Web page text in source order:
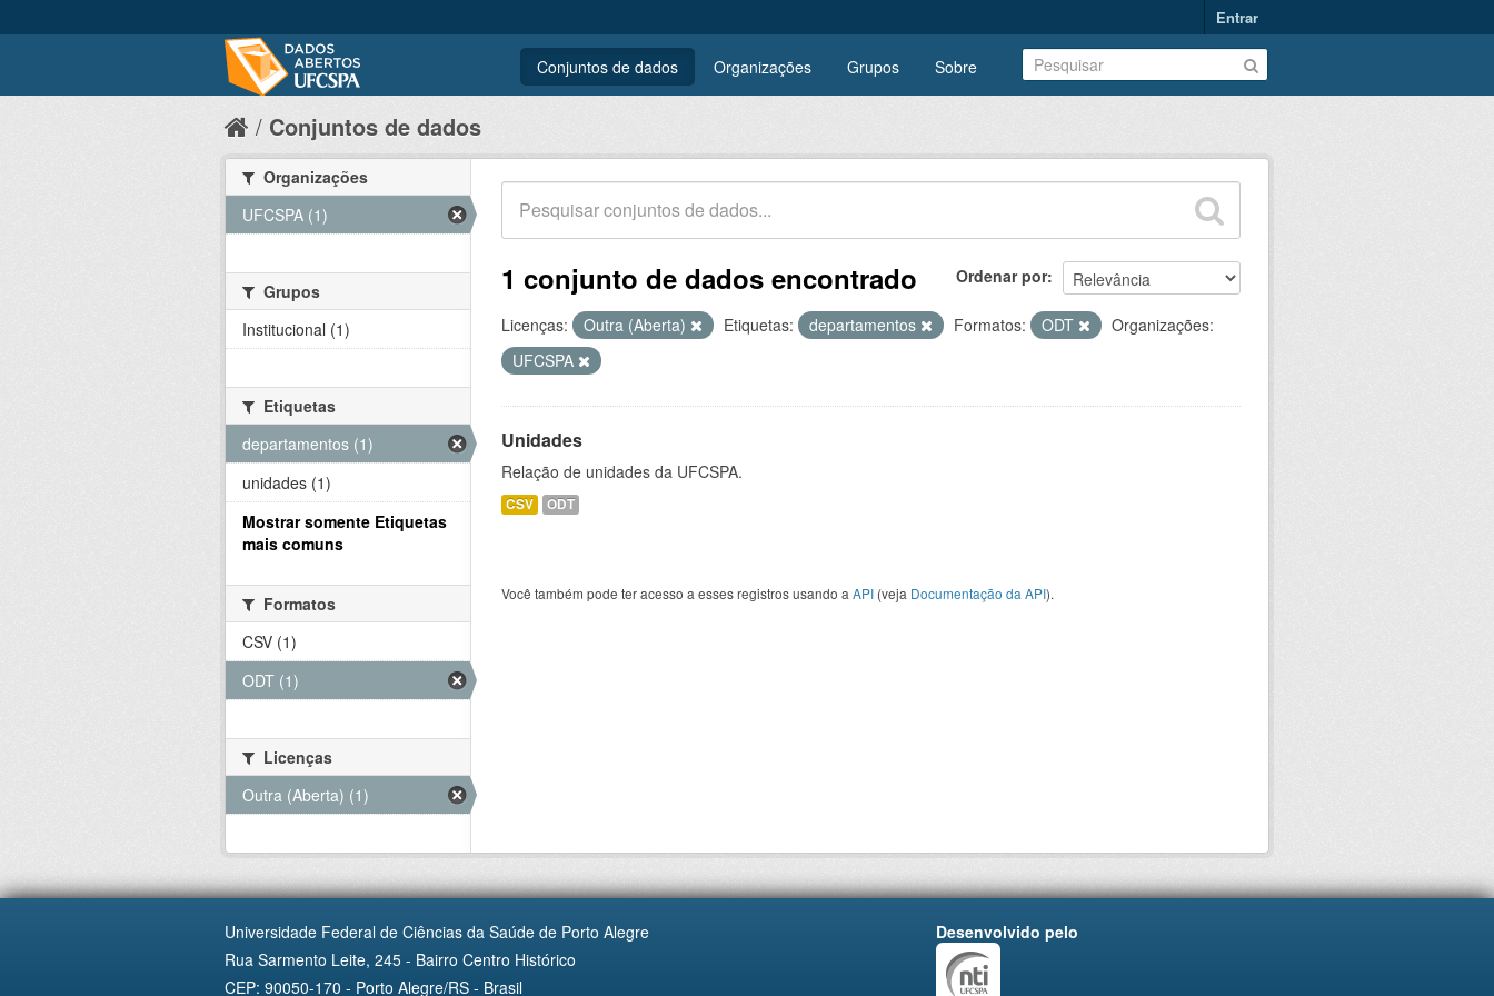
Entrar
Conjuntos de dados Organizações Grupos Sobre
Conjuntos de dados
Ordenar por
1 conjunto de dados encontrado
Licenças: Outra (Aberta) Etiquetas: departamentos Formatos: ODT
Organizações:
UFCSPA
Unidades
Relação de unidades da UFCSPA.
CSV ODT
Você também pode ter acesso a esses registros usando a API (veja Documentação da API).
Organizações
UFCSPA (1)
Grupos
Institucional (1)
Etiquetas
departamentos (1)
unidades (1)
Mostrar somente Etiquetas
mais comuns
Formatos
CSV (1)
ODT (1)
Licenças
Outra (Aberta) (1)
Universidade Federal de Ciências da Saúde de Porto Alegre
Rua Sarmento Leite, 245 - Bairro Centro Histórico
CEP: 90050-170 - Porto Alegre/RS - Brasil
Desenvolvido pelo